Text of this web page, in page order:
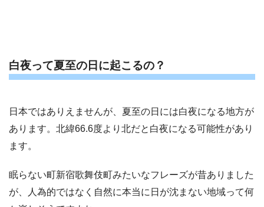
白夜って夏至の日に起こるの？
日本ではありえませんが、夏至の日には白夜になる地方が
あります。北緯66.6度より北だと白夜になる可能性があり
ます。
眠らない町新宿歌舞伎町みたいなフレーズが昔ありました
が、人為的ではなく自然に本当に日が沈まない地域って何